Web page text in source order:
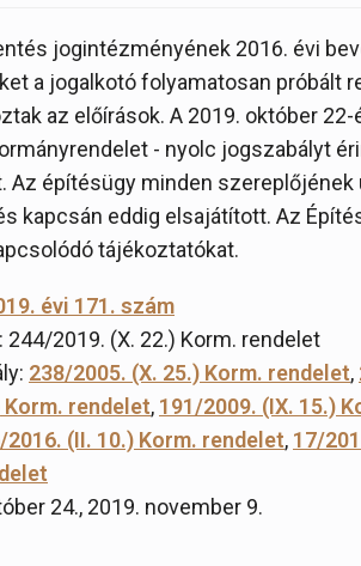
jogintézményének 2016. évi
a jogalkotó folyamatosan próbált
az előírások. A 2019. október
- nyolc jogszabályt
Az építésügy minden szereplőjének
kapcsán eddig elsajátított. Az
tájékoztatókat.
évi 171. szám
2019. (X. 22.) Korm. rendelet
238/2005. (X. 25.) Korm. rendelet,
Korm. rendelet, 191/2009. (IX. 15.)
2016. (II. 10.) Korm. rendelet, 17/
24., 2019. november 9.